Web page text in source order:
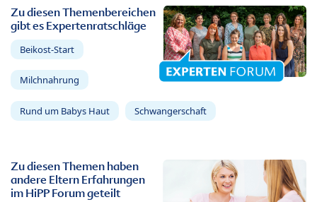
Zu diesen Themenbereichen
gibt es Expertenratschläge
Beikost-Start
Milchnahrung
Rund um Babys Haut Schwangerschaft
Zu diesen Themen haben
andere Eltern Erfahrungen
im HiPP Forum geteilt